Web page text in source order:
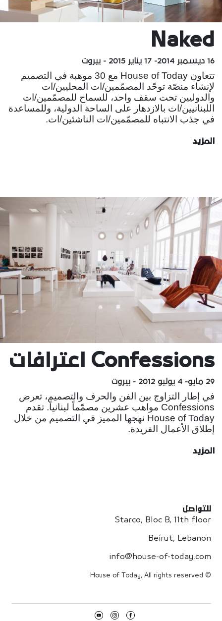
Naked
16 ديسمبر 2014- 17 يناير 2015 - بيروت
تتعاون House of Today مع 30 موهبة في التصميم
لإنشاء منصّة توحّد المصمّمين/ات المحليين/ات
والدوليين تحت سقف واحد، للسماح للمصمّمين/ات
اللبنانيين/ات بالازدهار على الساحة الدولية، وللمساعدة
في جذب الانتباه للمصمّمين/ات الناشئين/ات.
المزيد
Confessions اعترافات
29 مايو- 4 يوليو 2012 - بيروت
في إطار التزاوج بين الفن والحرف والتصميم، تعرض
Confessions مواهب عشرين مصمّماً لبنانياً. تقدم
House of Today نهجها المميز في التصميم من خلال
إطلاق الأعمال الفريدة.
المزيد
للتواصل
Starco, Bloc B, 11th floor
Beirut, Lebanon
info@house-of-today.com
© House of Today, All rights reserved.